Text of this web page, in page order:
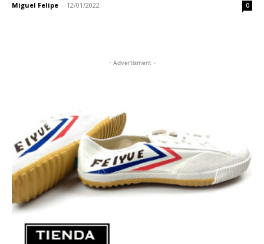
Miguel Felipe - 12/01/2022 0
- Advertisment -